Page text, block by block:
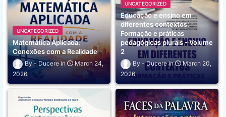
UNCATEGORIZED
Matemática Aplicada:
Conexões com a Realidade
Ducere
March 24,
2026
UNCATEGORIZED
Educação e ensino em
diferentes contextos:
Formação e práticas
pedagógicas plurais - Volume
2
Ducere
March 20,
2026